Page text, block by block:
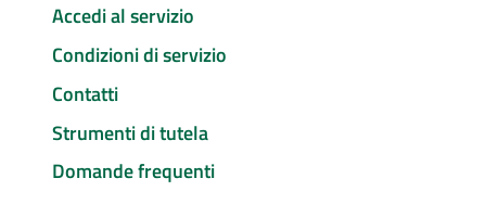
Accedi al servizio
Condizioni di servizio
Contatti
Strumenti di tutela
Domande frequenti